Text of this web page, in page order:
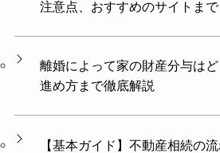
注意点、おすすめのサイトまで
離婚によって家の財産分与は
進め方まで徹底解説
【基本ガイド】不動産相続の